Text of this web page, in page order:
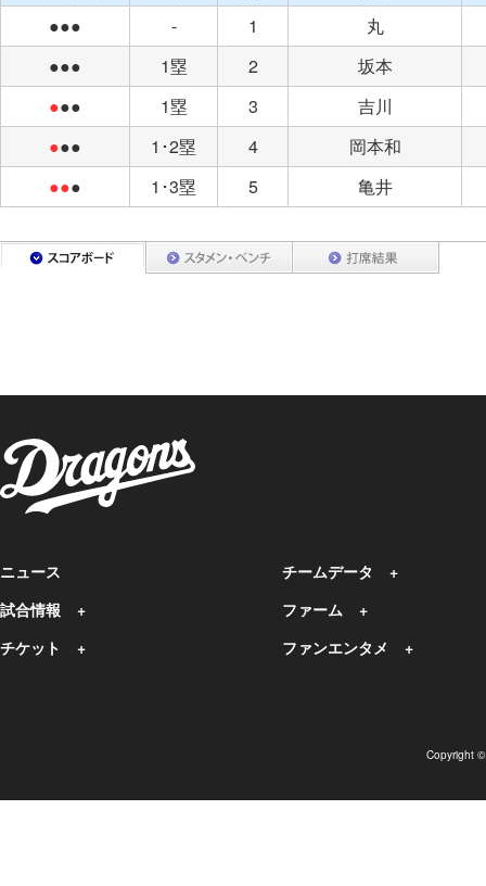
●●● - 1
丸
●●●
1塁 2
坂本
●●● 1塁 3
吉川
●●● 1･2塁 4
岡本和
●●● 1･3塁 5 亀井
ニュース
試合情報
チケット
チームデータ
ファーム
ファンエンタメ
Copyright